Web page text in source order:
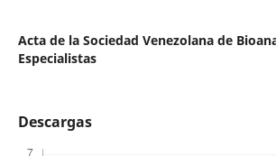
Acta de la Sociedad Venezolana de
Especialistas
Descargas